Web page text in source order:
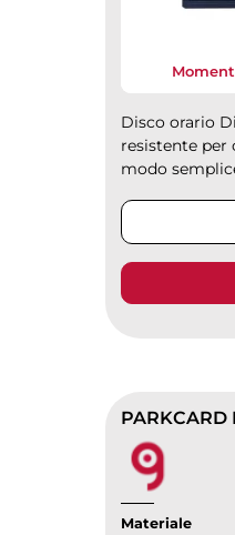
Disco orario
resistente per
modo
Materiale